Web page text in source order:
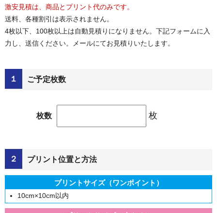
激安見積は、商品とプリント代のみです。
送料、各種割引は表示されません。
4枚以下、100枚以上は自動見積りになりません。下記フォームに入
力し、送信ください。メールにてお見積りいたします。
１ ご予定枚数
枚数 枚
２ プリント位置と方法
プリントサイズ（ワンポイント）
10cm×10cm以内